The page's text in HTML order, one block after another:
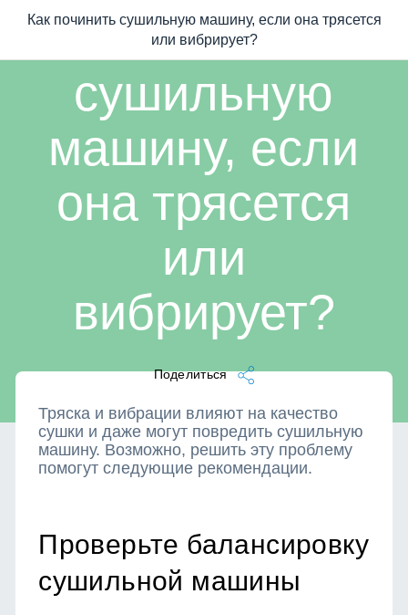
/ Как починить сушильную машину, если она трясется или
Как починить
сушильную
машину, если
она трясется
или
вибрирует?
Поделиться
Как починить сушильную машину, если она трясется
или вибрирует?
Тряска и вибрации влияют на качество
сушки и даже могут повредить сушильную
машину. Возможно, решить эту проблему
помогут следующие рекомендации.
Проверьте балансировку
сушильной машины